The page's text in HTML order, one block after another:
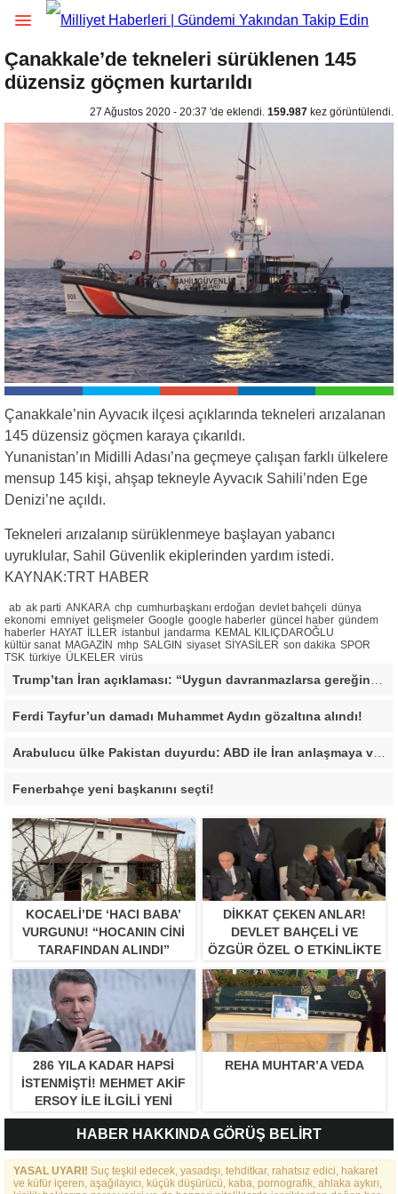
Çanakkale’de tekneleri sürüklenen 145
düzensiz göçmen kurtarıldı
27 Ağustos 2020 - 20:37 'de eklendi. 159.987 kez görüntülendi.
Çanakkale’nin Ayvacık ilçesi açıklarında tekneleri arızalanan
145 düzensiz göçmen karaya çıkarıldı.
Yunanistan’ın Midilli Adası’na geçmeye çalışan farklı ülkelere
mensup 145 kişi, ahşap tekneyle Ayvacık Sahili’nden Ege
Denizi’ne açıldı.
Tekneleri arızalanıp sürüklenmeye başlayan yabancı
uyruklular, Sahil Güvenlik ekiplerinden yardım istedi.
KAYNAK:TRT HABER
ab ak parti ANKARA chp cumhurbaşkanı erdoğan devlet bahçeli dünya
ekonomi emniyet gelişmeler Google google haberler güncel haber gündem
haberler HAYAT İLLER istanbul jandarma KEMAL KILIÇDAROĞLU
kültür sanat MAGAZİN mhp SALGIN siyaset SİYASİLER son dakika SPOR
TSK türkiye ÜLKELER virüs
Trump’tan İran açıklaması: “Uygun davranmazlarsa gereğini yaparım”
Ferdi Tayfur’un damadı Muhammet Aydın gözaltına alındı!
Arabulucu ülke Pakistan duyurdu: ABD ile İran anlaşmaya vardı
Fenerbahçe yeni başkanını seçti!
KOCAELI’DE ‘HACI BABA’
VURGUNU! “HOCANIN CINI
TARAFINDAN ALINDI”
DIKKAT ÇEKEN ANLAR!
DEVLET BAHÇELI VE
ÖZGÜR ÖZEL O ETKINLIKTE
BIR ARAYA GELDILER
286 YILA KADAR HAPSI
ISTENMIŞTI! MEHMET AKIF
ERSOY ILE ILGILI YENI
GELIŞME
REHA MUHTAR’A VEDA
HABER HAKKINDA GÖRÜŞ BELİRT
YASAL UYARI! Suç teşkil edecek, yasadışı, tehditkar, rahatsız edici, hakaret
ve küfür içeren, aşağılayıcı, küçük düşürücü, kaba, pornografik, ahlaka aykırı,